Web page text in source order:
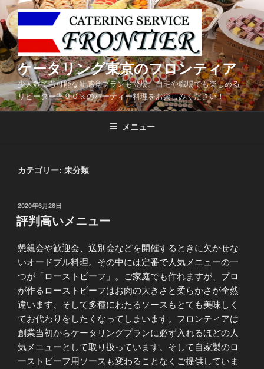
コ
ン
テ
ン
ツ
へ
キ
ケータリング東京のフロンティア
少人数でも可能な新感覚プランも登場。自宅や職場でも楽しめる
リピーター率９０％のパーティー料理をお楽しみください！
メニュー
カテゴリー: 未分類
投
稿
日:
2020年6月28日
評判高いメニュー
懇親会や歓迎会、送別会などを開催するときに欠かせな
いオードブル料理。その中には定番で人気メニューの一
つが「ローストビーフ」。ご家庭でも作れますが、プロ
が作るローストビーフはお肉の大きさと柔らかさが全然
違います、そして多種にわたるソースもとても美味しく
てお代わりをしたくなってしまいます。フロンティアは
創業当初からケータリングプランに必ず入れるほどの人
気メニューとして取り扱っています。そして自家製のロ
ーストビーフ用ソースも変わることなくご提供していま